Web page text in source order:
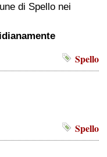
di Spello nei
Spello
Spello